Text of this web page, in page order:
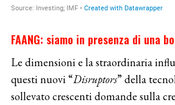
FAANG: siamo in presenza di una
Le dimensioni e la straordinaria
questi nuovi “Disruptors” della
sollevato crescenti domande sulla